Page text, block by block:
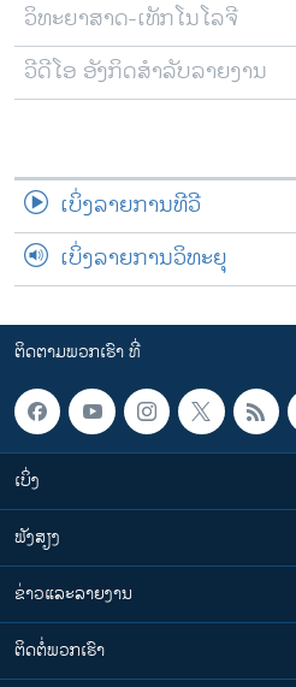
ວິທະຍາສາດ-ເທັກໂນໂລຈີ
ວີດີໂອ ອັງກິດສຳລັບລາຍງານ
ເບິ່ງລາຍການທີວີ
ເບິ່ງລາຍການວິທະຍຸ
ຕິດຕາມພວກເຮົາ ທີ່
ເບິ່ງ
ຟັງສຽງ
ຂ່າວແລະລາຍງານ
ຕິດຕໍ່ພວກເຮົາ